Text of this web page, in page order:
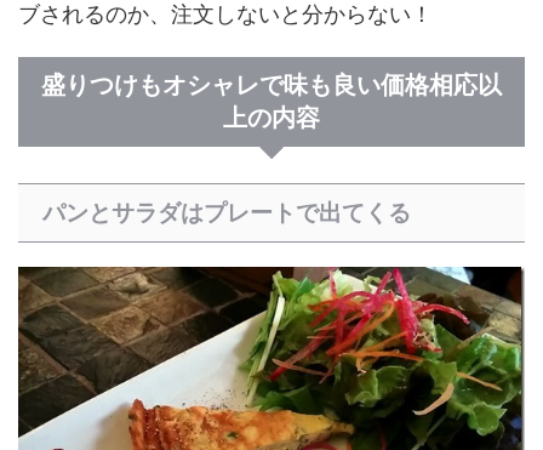
ブされるのか、注文しないと分からない！
盛りつけもオシャレで味も良い価格相応以
上の内容
パンとサラダはプレートで出てくる